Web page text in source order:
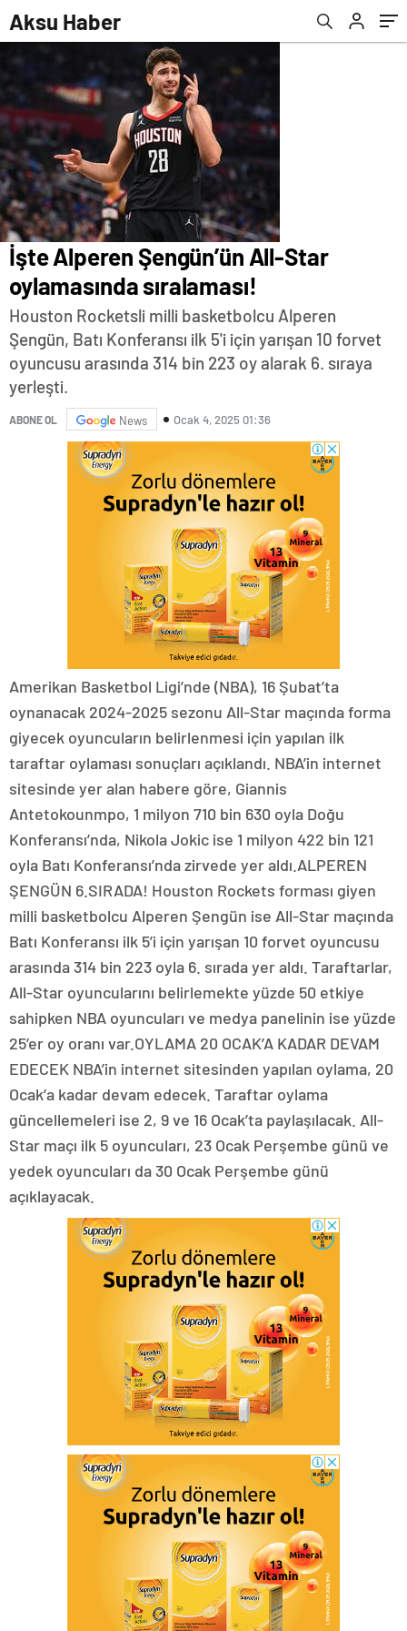
Aksu Haber
İşte Alperen Şengün’ün All-Star
oylamasında sıralaması!
Houston Rocketsli milli basketbolcu Alperen
Şengün, Batı Konferansı ilk 5'i için yarışan 10 forvet
oyuncusu arasında 314 bin 223 oy alarak 6. sıraya
yerleşti.
ABONE OL News Ocak 4, 2025 01:36
Amerikan Basketbol Ligi’nde (NBA), 16 Şubat’ta
oynanacak 2024-2025 sezonu All-Star maçında forma
giyecek oyuncuların belirlenmesi için yapılan ilk
taraftar oylaması sonuçları açıklandı. NBA’in internet
sitesinde yer alan habere göre, Giannis
Antetokounmpo, 1 milyon 710 bin 630 oyla Doğu
Konferansı’nda, Nikola Jokic ise 1 milyon 422 bin 121
oyla Batı Konferansı’nda zirvede yer aldı.ALPEREN
ŞENGÜN 6.SIRADA! Houston Rockets forması giyen
milli basketbolcu Alperen Şengün ise All-Star maçında
Batı Konferansı ilk 5’i için yarışan 10 forvet oyuncusu
arasında 314 bin 223 oyla 6. sırada yer aldı. Taraftarlar,
All-Star oyuncularını belirlemekte yüzde 50 etkiye
sahipken NBA oyuncuları ve medya panelinin ise yüzde
25’er oy oranı var.OYLAMA 20 OCAK’A KADAR DEVAM
EDECEK NBA’in internet sitesinden yapılan oylama, 20
Ocak’a kadar devam edecek. Taraftar oylama
güncellemeleri ise 2, 9 ve 16 Ocak’ta paylaşılacak. All-
Star maçı ilk 5 oyuncuları, 23 Ocak Perşembe günü ve
yedek oyuncuları da 30 Ocak Perşembe günü
açıklayacak.